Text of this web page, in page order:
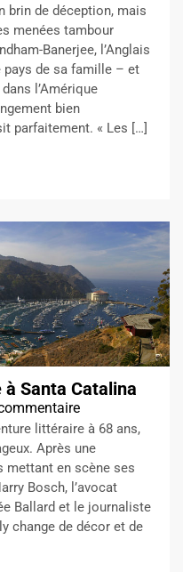
brin de déception, mais
menées tambour
Banerjee, l’Anglais
pays de sa famille – et
l’Amérique
bien
parfaitement. « Les […]
à Santa Catalina
littéraire à 68 ans,
Après une
mettant en scène ses
Bosch, l’avocat
Ballard et le journaliste
change de décor et de